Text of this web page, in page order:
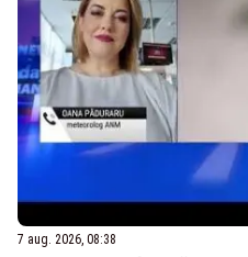
7 aug. 2026, 08:38